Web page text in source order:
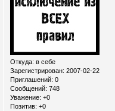
Откуда: в себе
Зарегистрирован: 2007-02-22
Приглашений: 0
Сообщений: 748
Уважение: +0
Позитив: +0